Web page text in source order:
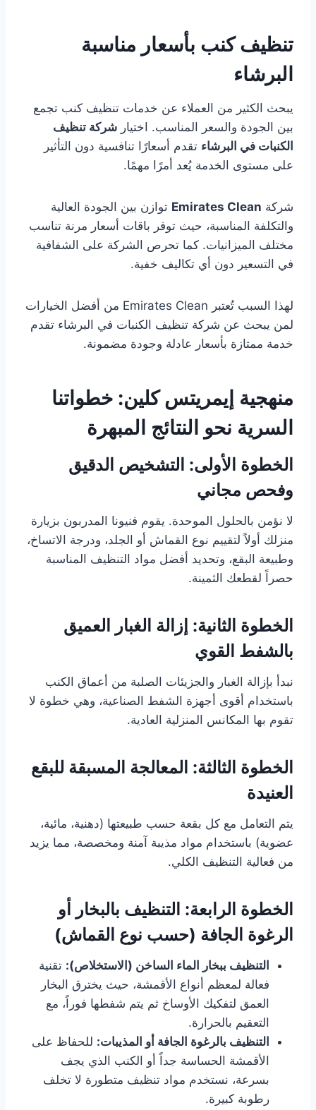
تنظيف كنب بأسعار مناسبة
البرشاء
يبحث الكثير من العملاء عن خدمات تنظيف كنب تجمع
بين الجودة والسعر المناسب. اختيار شركة تنظيف
الكنبات في البرشاء تقدم أسعارًا تنافسية دون التأثير
على مستوى الخدمة يُعد أمرًا مهمًا.
شركة Emirates Clean توازن بين الجودة العالية
والتكلفة المناسبة، حيث توفر باقات أسعار مرنة تناسب
مختلف الميزانيات. كما تحرص الشركة على الشفافية
في التسعير دون أي تكاليف خفية.
لهذا السبب تُعتبر Emirates Clean من أفضل الخيارات
لمن يبحث عن شركة تنظيف الكنبات في البرشاء تقدم
خدمة ممتازة بأسعار عادلة وجودة مضمونة.
منهجية إيمريتس كلين: خطواتنا
السرية نحو النتائج المبهرة
الخطوة الأولى: التشخيص الدقيق
وفحص مجاني
لا نؤمن بالحلول الموحدة. يقوم فنيونا المدربون بزيارة
منزلك أولاً لتقييم نوع القماش أو الجلد، ودرجة الاتساخ،
وطبيعة البقع، وتحديد أفضل مواد التنظيف المناسبة
حصراً لقطعك الثمينة.
الخطوة الثانية: إزالة الغبار العميق
بالشفط القوي
نبدأ بإزالة الغبار والجزيئات الصلبة من أعماق الكنب
باستخدام أقوى أجهزة الشفط الصناعية، وهي خطوة لا
تقوم بها المكانس المنزلية العادية.
الخطوة الثالثة: المعالجة المسبقة للبقع
العنيدة
يتم التعامل مع كل بقعة حسب طبيعتها (دهنية، مائية،
عضوية) باستخدام مواد مذيبة آمنة ومخصصة، مما يزيد
من فعالية التنظيف الكلي.
الخطوة الرابعة: التنظيف بالبخار أو
الرغوة الجافة (حسب نوع القماش)
التنظيف ببخار الماء الساخن (الاستخلاص): تقنية
فعالة لمعظم أنواع الأقمشة، حيث يخترق البخار
العمق لتفكيك الأوساخ ثم يتم شفطها فوراً، مع
التعقيم بالحرارة.
التنظيف بالرغوة الجافة أو المذيبات: للحفاظ على
الأقمشة الحساسة جداً أو الكنب الذي يجف
بسرعة، نستخدم مواد تنظيف متطورة لا تخلف
رطوبة كبيرة.